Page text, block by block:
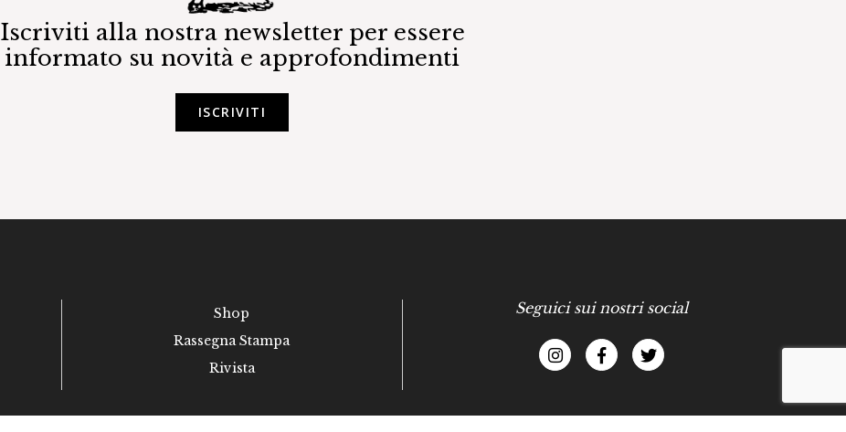
Iscriviti alla nostra newsletter per essere
informato su novità e approfondimenti
ISCRIVITI
Shop
Rassegna Stampa
Rivista
Seguici sui nostri social